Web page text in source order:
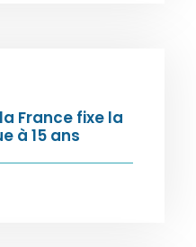
France fixe la
à 15 ans